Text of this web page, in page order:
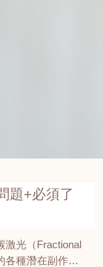
題+必須了
激光（Fractional
各種潛在副作用